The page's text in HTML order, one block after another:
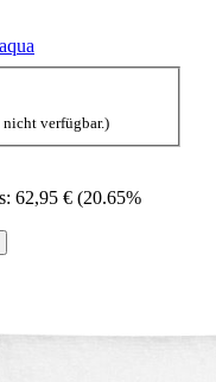
verfügbar.)
62,95 € (20.65%